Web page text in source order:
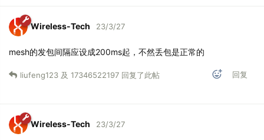
Wireless-Tech 23/3/27
mesh的发包间隔应设成200ms起，不然丢包是正常的
回复
liufeng123 及 17346522197 回复了此帖
Wireless-Tech 23/3/27